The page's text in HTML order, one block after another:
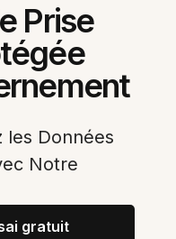
Prise
les Données
Notre
gratuit